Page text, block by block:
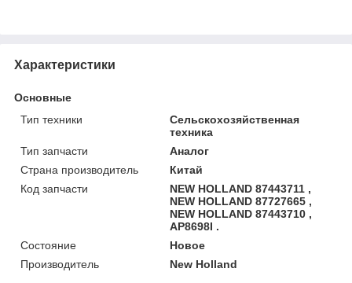
Характеристики
Основные
Тип техники
Сельскохозяйственная
техника
Тип запчасти
Аналог
Страна производитель
Китай
Код запчасти
NEW HOLLAND 87443711 ,
NEW HOLLAND 87727665 ,
NEW HOLLAND 87443710 ,
AP8698I .
Состояние
Новое
Производитель
New Holland